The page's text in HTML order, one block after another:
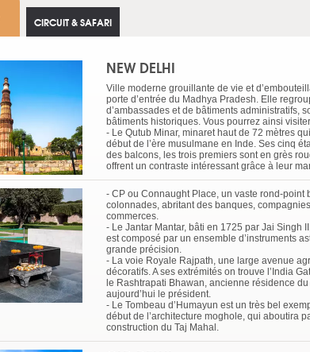
NEW DELHI
Ville moderne grouillante de vie et
porte d’entrée du Madhya Pradesh. Elle
d’ambassades et de bâtiments administratifs,
bâtiments historiques. Vous pourrez ainsi
- Le Qutub Minar, minaret haut de 72 mètres
début de l’ère musulmane en Inde. Ses cinq
des balcons, les trois premiers sont en grès
offrent un contraste intéressant grâce à leur
- CP ou Connaught Place, un vaste rond-point
colonnades, abritant des banques,
commerces.
- Le Jantar Mantar, bâti en 1725 par Jai Singh
est composé par un ensemble d’instruments
grande précision.
- La voie Royale Rajpath, une large avenue
décoratifs. A ses extrémités on trouve l’India
le Rashtrapati Bhawan, ancienne résidence
aujourd’hui le président.
- Le Tombeau d’Humayun est un très bel
début de l’architecture moghole, qui aboutira
construction du Taj Mahal.
CIRCUIT & SAFARI